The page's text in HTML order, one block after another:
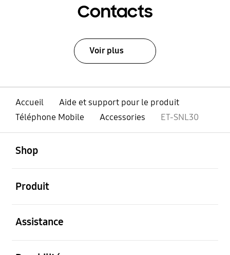
Contacts
Voir plus
Accueil
Aide et support pour le produit
Téléphone Mobile
Accessories ET-SNL30
Shop
Produit
Assistance